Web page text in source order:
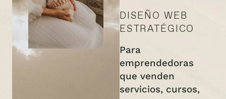
DISEÑO WEB
ESTRATÉGICO
Para
emprendedoras
que venden
servicios, cursos,